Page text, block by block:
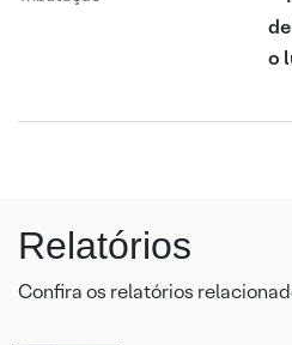
o
Relatórios
Confira os relatórios